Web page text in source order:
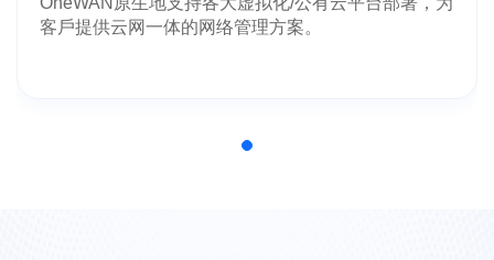
客⼾提供云⽹⼀体的⽹络管理⽅案。